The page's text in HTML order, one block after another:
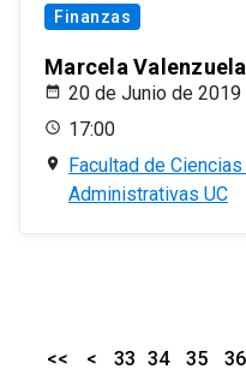
Finanzas
Marcela
20 de Junio de 2019
17:00
Facultad de
Administrativas UC
<< < 33 34 35 36